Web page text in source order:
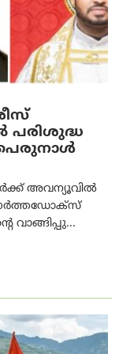
പെരുനാൾ
അവന്യൂവിൽ
ഓർത്തഡോക്സ്
വാങ്ങിപ്പു...